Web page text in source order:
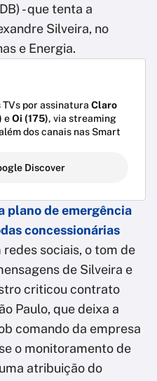
- que tenta a
Silveira, no
e Energia.
TVs por assinatura Claro
eOi (175), via streaming
dos canais nas Smart
Discover
plano de emergência
concessionárias
sociais, o tom de
de Silveira e
criticou contrato
Paulo, que deixa a
comando da empresa
o monitoramento de
atribuição do